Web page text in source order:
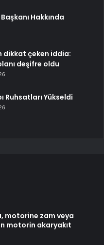
Hakkında
dikkat çeken iddia:
deşifre oldu
Ruhsatları Yükseldi
motorine zam veya
motorin akaryakıt